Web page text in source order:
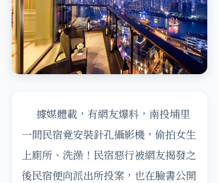
據媒體載，有網友爆料，南投埔里
一間民宿竟安裝針孔攝影機，偷拍女生
上廁所、洗澡！民宿惡行被網友揭發之
後民宿便向派出所投案，也在臉書公開